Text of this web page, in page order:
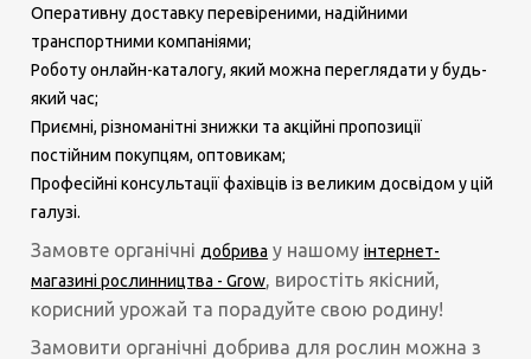
Оперативну доставку перевіреними, надійними
транспортними компаніями;
Роботу онлайн-каталогу, який можна переглядати у будь-
який час;
Приємні, різноманітні знижки та акційні пропозиції
постійним покупцям, оптовикам;
Професійні консультації фахівців із великим досвідом у цій
галузі.
Замовте органічні добрива у нашомуінтернет-
магазині рослинництва - Grow , виростіть якісний,
корисний урожай та порадуйте свою родину!
Замовити органічні добрива для рослин можна з